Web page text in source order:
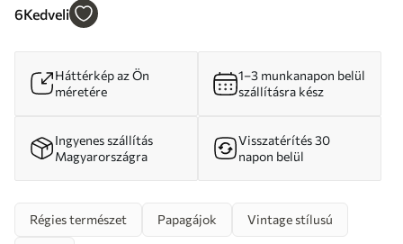
beton textúrával Nr. u95432
6Kedveli
Háttérkép az Ön
méretére
1–3 munkanapon belül
szállításra kész
Ingyenes szállítás
Magyarországra
Visszatérítés 30
napon belül
Régies természet Papagájok Vintage stílusú